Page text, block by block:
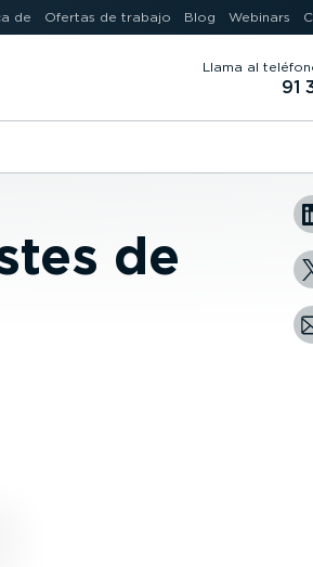
de Ofertas de trabajo Blog Webinars
Llama al
91
de